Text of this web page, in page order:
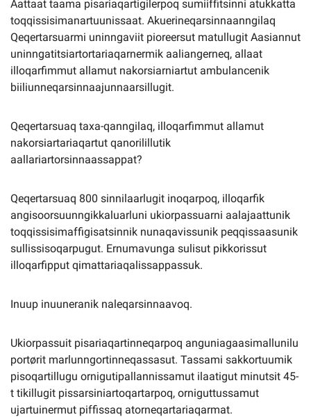
Aattaat taama pisariaqartigilerpoq sumiiffitsinni atukkatta
toqqissisimanartuunissaat. Akuerineqarsinnaanngilaq
Qeqertarsuarmi uninngaviit pioreersut matullugit Aasiannut
uninngatitsiartortariaqarnermik aaliangerneq, allaat
illoqarfimmut allamut nakorsiarniartut ambulancenik
biiliunneqarsinnaajunnaarsillugit.
Qeqertarsuaq taxa-qanngilaq, illoqarfimmut allamut
nakorsiartariaqartut qanorilillutik
aallariartorsinnaassappat?
Qeqertarsuaq 800 sinnilaarlugit inoqarpoq, illoqarfik
angisoorsuunngikkaluarluni ukiorpassuarni aalajaattunik
toqqissisimaffigisatsinnik nunaqavissunik peqqissaasunik
sullissisoqarpugut. Ernumavunga sulisut pikkorissut
illoqarfipput qimattariaqalissappassuk.
Inuup inuuneranik naleqarsinnaavoq.
Ukiorpassuit pisariaqartinneqarpoq anguniagaasimallunilu
portørit marlunngortinneqassasut. Tassami sakkortuumik
pisoqartillugu ornigutipallannissamut ilaatigut minutsit 45-
t tikillugit pissarsiniartoqartarpoq, orniguttussamut
ujartuinermut piffissaq atorneqartariaqarmat.